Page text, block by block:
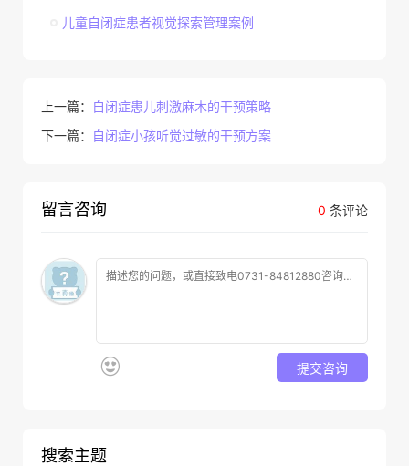
儿童自闭症患者视觉探索管理案例
上一篇：
自闭症患儿刺激麻木的干预策略
下一篇：
自闭症小孩听觉过敏的干预方案
0 条评论
留言咨询
提交咨询
搜索主题